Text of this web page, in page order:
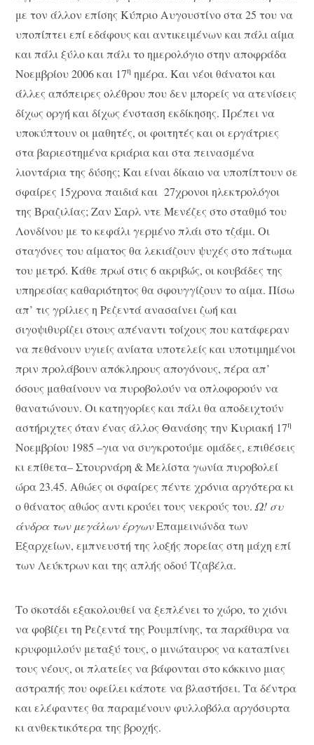
με τον άλλον επίσης Κύπριο Αυγουστίνο στα 25 του να
υποπίπτει επί εδάφους και αντικειμένων και πάλι αίμα
και πάλι ξύλο και πάλι το ημερολόγιο στην αποφράδα
Νοεμβρίου 2006 και 17η ημέρα. Και νέοι θάνατοι και
άλλες απόπειρες ολέθρου που δεν μπορείς να ατενίσεις
δίχως οργή και δίχως ένσταση εκδίκησης. Πρέπει να
υποκύπτουν οι μαθητές, οι φοιτητές και οι εργάτριες
στα βαριεστημένα κριάρια και στα πεινασμένα
λιοντάρια της δύσης; Και είναι δίκαιο να υποπίπτουν σε
σφαίρες 15χρονα παιδιά και 27χρονοι ηλεκτρολόγοι
της Βραζιλίας; Ζαν Σαρλ ντε Μενέζες στο σταθμό του
Λονδίνου με το κεφάλι γερμένο πλάι στο τζάμι. Οι
σταγόνες του αίματος θα λεκιάζουν ψυχές στο πάτωμα
του μετρό. Κάθε πρωί στις 6 ακριβώς, οι κουβάδες της
υπηρεσίας καθαριότητος θα σφουγγίζουν το αίμα. Πίσω
απ’ τις γρίλιες η Ρεζεντά ανασαίνει ζωή και
σιγοψιθυρίζει στους απέναντι τοίχους που κατάφεραν
να πεθάνουν υγιείς ανίατα υποτελείς και υποτιμημένοι
πριν προλάβουν απόκληρους απογόνους, πέρα απ’
όσους μαθαίνουν να πυροβολούν να οπλοφορούν να
θανατώνουν. Οι κατηγορίες και πάλι θα αποδειχτούν
αστήριχτες όταν ένας άλλος Θανάσης την Κυριακή 17η
Νοεμβρίου 1985 –για να συγκροτούμε ομάδες, επιθέσεις
κι επίθετα– Στουρνάρη & Μελίστα γωνία πυροβολεί
ώρα 23.45. Αθώες οι σφαίρες πέντε χρόνια αργότερα κι
ο θάνατος αθώος αντι κρούει τους νεκρούς του.Ω! συ
άνδρα των μεγάλων έργωνΕπαμεινώνδα των
Εξαρχείων, εμπνευστή της λοξής πορείας στη μάχη επί
των Λεύκτρων και της απλής οδού Τζαβέλα.
Το σκοτάδι εξακολουθεί να ξεπλένει το χώρο, το χιόνι
να φοβίζει τη Ρεζεντά της Ρουμπίνης, τα παράθυρα να
κρυφομιλούν μεταξύ τους, ο μινώταυρος να καταπίνει
τους νέους, οι πλατείες να βάφονται στο κόκκινο μιας
αστραπής που οφείλει κάποτε να βλαστήσει. Τα δέντρα
και ελέφαντες θα παραμένουν φυλλοβόλα αργόσυρτα
κι ανθεκτικότερα της βροχής.